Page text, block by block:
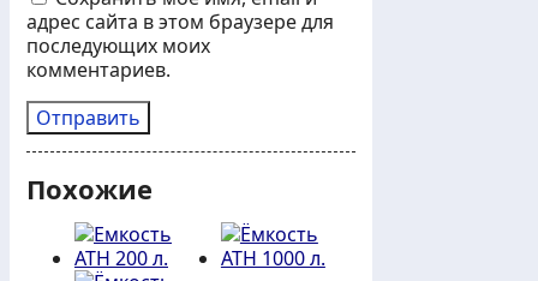
адрес сайта в этом браузере для
последующих моих
комментариев.
Похожие